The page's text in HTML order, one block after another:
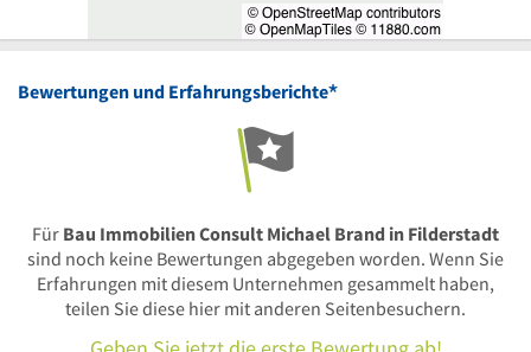
Bewertungen und Erfahrungsberichte*
Für Bau Immobilien Consult Michael Brand in Filderstadt
sind noch keine Bewertungen abgegeben worden. Wenn Sie
Erfahrungen mit diesem Unternehmen gesammelt haben,
teilen Sie diese hier mit anderen Seitenbesuchern.